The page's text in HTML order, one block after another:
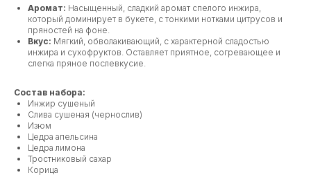
Аромат: Насыщенный, сладкий аромат спелого инжира,
который доминирует в букете, с тонкими нотками цитрусов и
пряностей на фоне.
Вкус: Мягкий, обволакивающий, с характерной сладостью
инжира и сухофруктов. Оставляет приятное, согревающее и
слегка пряное послевкусие.
Состав набора:
Инжир сушеный
Слива сушеная (чернослив)
Изюм
Цедра апельсина
Цедра лимона
Тростниковый сахар
Корица